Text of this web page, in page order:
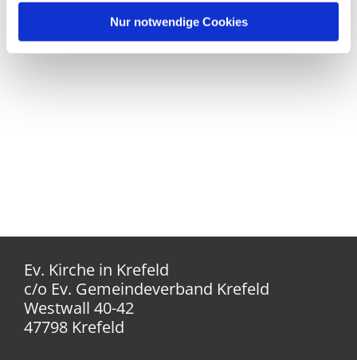
Nur notwendige Cookies
Ev. Kirche in Krefeld
c/o Ev. Gemeindeverband Krefeld
Westwall 40-42
47798 Krefeld